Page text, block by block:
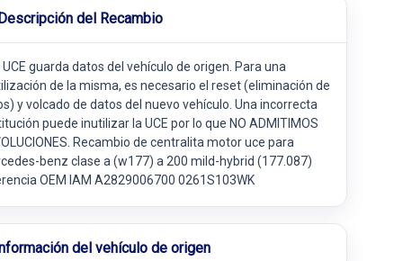
del Recambio
UCE guarda datos del vehículo de origen. Para una
de la misma, es necesario el reset (eliminación de
y volcado de datos del nuevo vehículo. Una incorrecta
puede inutilizar la UCE por lo que NO ADMITIMOS
Recambio de centralita motor uce para
benz clase a (w177) a 200 mild-hybrid (177.087)
OEM IAM A2829006700 0261S103WK
del vehículo de origen